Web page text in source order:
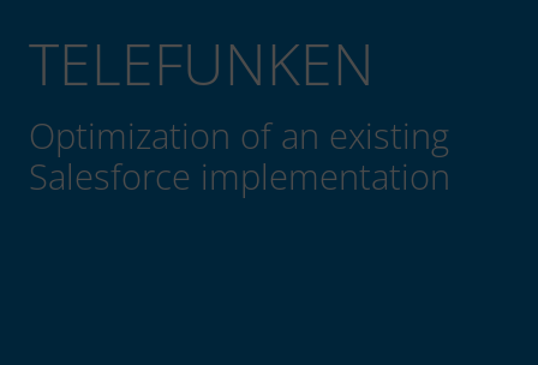
TELEFUNKEN
Optimization of an existing
Salesforce implementation